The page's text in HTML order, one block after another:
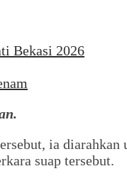
Bekasi 2026
ia
suap tersebut.